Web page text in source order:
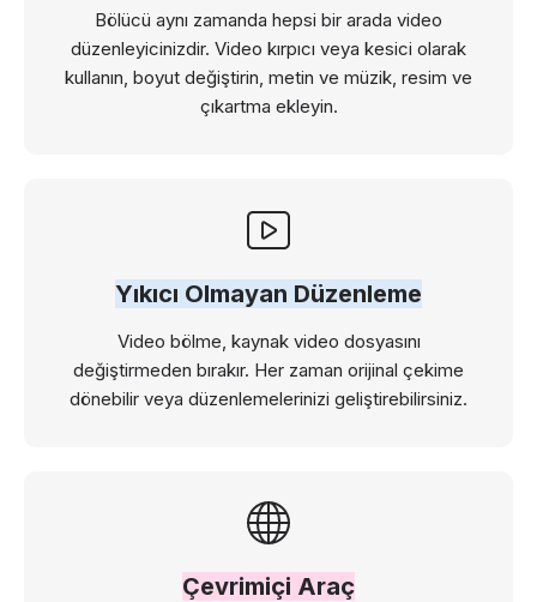
Bölücü aynı zamanda hepsi bir arada video
düzenleyicinizdir. Video kırpıcı veya kesici olarak
kullanın, boyut değiştirin, metin ve müzik, resim ve
çıkartma ekleyin.
Yıkıcı Olmayan Düzenleme
Video bölme, kaynak video dosyasını
değiştirmeden bırakır. Her zaman orijinal çekime
dönebilir veya düzenlemelerinizi geliştirebilirsiniz.
Çevrimiçi Araç